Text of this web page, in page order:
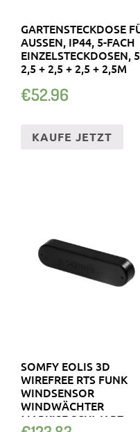
GARTENSTECKDOSE
AUSSEN, IP44, 5-FACH E
INZELSTECKDOSEN, 5
,5 + 2,5 + 2,5 + 2,5M
€52.96
KAUFE JETZT
SOMFY EOLIS 3D
WIREFREE RTS FUNK
WINDSENSOR
WINDWÄCHTER
MARKISE SCHWARZ